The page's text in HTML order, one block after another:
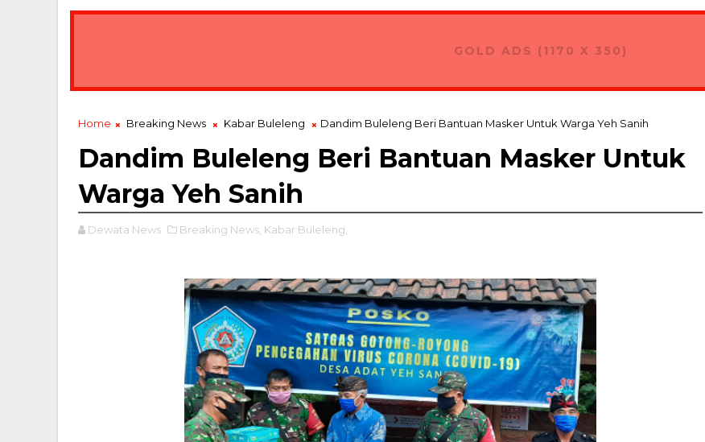
GOLD ADS (1170 X 350)
Home Breaking News Kabar Buleleng Dandim Buleleng Beri Bantuan Masker Untuk Warga Yeh Sanih
Dandim Buleleng Beri Bantuan Masker Untuk
Warga Yeh Sanih
Dewata News Breaking News, Kabar Buleleng,